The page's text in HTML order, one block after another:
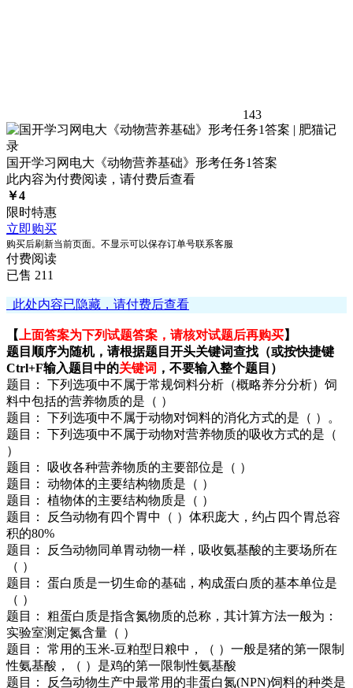
143
国开学习网电大《动物营养基础》形考任务1答案
此内容为付费阅读，请付费后查看
￥4
限时特惠
立即购买
购买后刷新当前页面。不显示可以保存订单号联系客服
付费阅读
已售 211
此处内容已隐藏，请付费后查看
【 上面答案为下列试题答案，请核对试题后再购买】
题目顺序为随机，请根据题目开头关键词查找（或按快捷键
Ctrl+F输入题目中的关键词 ，不要输入整个题目）
题目： 下列选项中不属于常规饲料分析（概略养分分析）饲
料中包括的营养物质的是（ ）
题目： 下列选项中不属于动物对饲料的消化方式的是（ ）。
题目： 下列选项中不属于动物对营养物质的吸收方式的是（
）
题目： 吸收各种营养物质的主要部位是（ ）
题目： 动物体的主要结构物质是（ ）
题目： 植物体的主要结构物质是（ ）
题目： 反刍动物有四个胃中（ ）体积庞大，约占四个胃总容
积的80%
题目： 反刍动物同单胃动物一样，吸收氨基酸的主要场所在
（ ）
题目： 蛋白质是一切生命的基础，构成蛋白质的基本单位是
（ ）
题目： 粗蛋白质是指含氮物质的总称，其计算方法一般为：
实验室测定氮含量（ ）
题目： 常用的玉米-豆粕型日粮中，（ ）一般是猪的第一限制
性氨基酸，（ ）是鸡的第一限制性氨基酸
题目： 反刍动物生产中最常用的非蛋白氮(NPN)饲料的种类是